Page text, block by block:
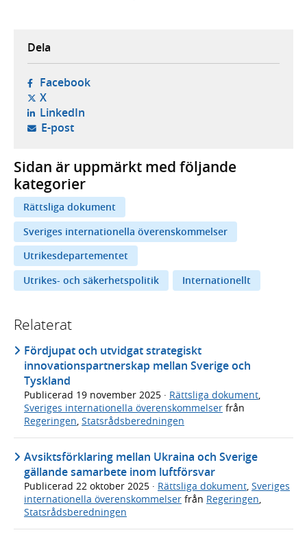
Dela
Facebook- öppnas i ny flik, extern webbplats,
X- öppnas i ny flik, extern webbplats,
LinkedIn- öppnas i ny flik, extern webbplats,
E-post- öppnar din e-postklient,
Sidan är uppmärkt med följande
kategorier
Rättsliga dokument
Sveriges internationella överenskommelser
Utrikesdepartementet
Utrikes- och säkerhetspolitik
Internationellt
Relaterat
Fördjupat och utvidgat strategiskt
innovationspartnerskap mellan Sverige och
Tyskland
Publicerad 19 november 2025 · Rättsliga dokument,
Sveriges internationella överenskommelser från
Regeringen, Statsrådsberedningen
Avsiktsförklaring mellan Ukraina och Sverige
gällande samarbete inom luftförsvar
Publicerad 22 oktober 2025 · Rättsliga dokument Sveriges
internationella överenskommelser från Regeringen
Statsrådsberedningen